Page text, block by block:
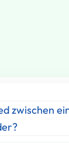
zwischen